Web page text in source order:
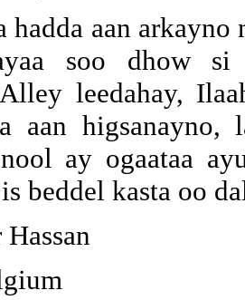
hadda aan
soo dhow si
leedahay,
aan
ay ogaataa
beddel kasta oo